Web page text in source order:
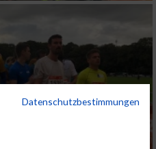
Datenschutzbestimmungen